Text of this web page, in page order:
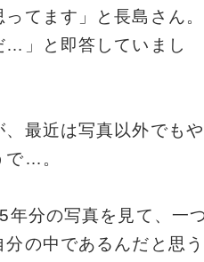
てます」と長島さん。
…」と即答していまし
最近は写真以外でもや
で…。
年分の写真を見て、一
の中であるんだと思う